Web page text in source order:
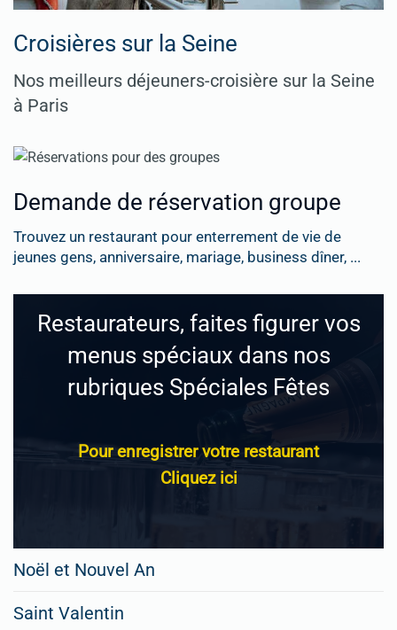
Croisières sur la Seine
Nos meilleurs déjeuners-croisière sur la Seine
à Paris
Demande de réservation groupe
Trouvez un restaurant pour enterrement de vie de
jeunes gens, anniversaire, mariage, business dîner, ...
Restaurateurs, faites figurer vos
menus spéciaux dans nos
rubriques Spéciales Fêtes
Pour enregistrer votre restaurant
Cliquez ici
Noël et Nouvel An
Saint Valentin